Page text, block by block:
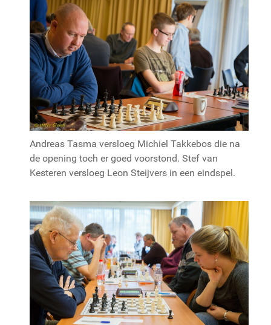
Andreas Tasma versloeg Michiel Takkebos die na
de opening toch er goed voorstond. Stef van
Kesteren versloeg Leon Steijvers in een eindspel.